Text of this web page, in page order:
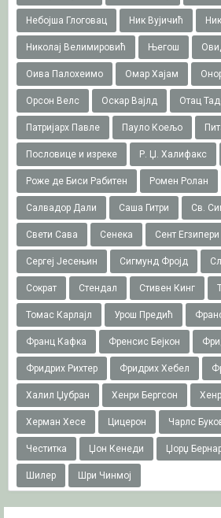
Небојша Глоговац Ник Вујичић
Николај Велимировић Његош
Оива Палохеимо Омар Хајам
Орсон Велс Оскар Вајлд Отац
Патријарх Павле Пауло Коељо
Пословице и изреке Р. Џ. Халифакс
Роже де Биси Рабитен Ромен Ролан
Салвадор Дали Саша Гитри Св.
Свети Сава Сенека Сент Егзипери
Сергеј Јесењин Сигмунд Фројд
Сократ Стендал Стивен Кинг
Томас Карлајл Урош Предић
Франц Кафка Френсис Бејкон
Фридрих Рихтер Фридрих Хебел
Халил Џубран Хенри Бергсон
Херман Хесе Цицерон Чарлс
Честитка Џон Кенеди Џорџ
Шилер Шри Чинмој